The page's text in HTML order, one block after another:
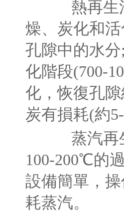
熱再生法
燥、炭化和
孔隙中的水
化階段(700-
化，恢復孔
炭有損耗(約
蒸汽再生
100-200℃的
設備簡單，
耗蒸汽。